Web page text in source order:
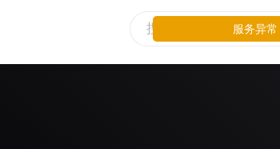
服务异